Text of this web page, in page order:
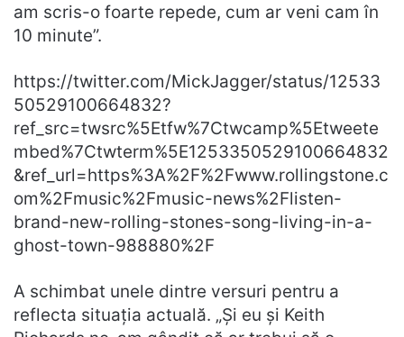
am scris-o foarte repede, cum ar veni cam în
10 minute”.
https://twitter.com/MickJagger/status/12533
50529100664832?
ref_src=twsrc%5Etfw%7Ctwcamp%5Etweete
mbed%7Ctwterm%5E1253350529100664832
&ref_url=https%3A%2F%2Fwww.rollingstone.c
om%2Fmusic%2Fmusic-news%2Flisten-
brand-new-rolling-stones-song-living-in-a-
ghost-town-988880%2F
A schimbat unele dintre versuri pentru a
reflecta situația actuală. „Și eu și Keith